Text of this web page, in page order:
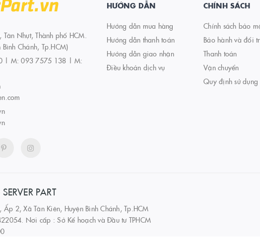
Nhựt, Thành phố HCM.
Chánh, Tp.HCM)
| M: 093 7575 138 | M:
HƯỚNG DẪN
Hướng dẫn mua hàng
Hướng dẫn thanh toán
Hướng dẫn giao nhận
Điều khoản dịch vụ
CHÍNH SÁCH
Chính sách bảo
Bảo hành và đổi
Thanh toán
Vận chuyển
Quy định sử dụng
PART
2, Xã Tân Kiên, Huyện Bình Chánh, Tp.HCM
Nơi cấp : Sở Kế hoạch và Đầu tư TPHCM